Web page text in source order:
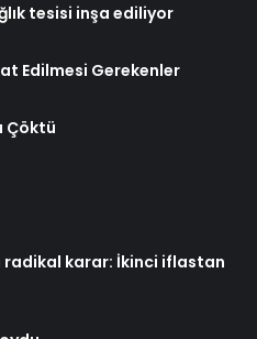
tesisi inşa ediliyor
Edilmesi Gerekenler
Çöktü
karar: İkinci iflastan